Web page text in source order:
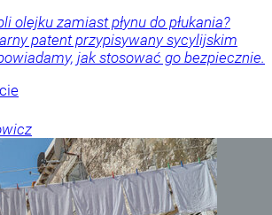
olejku zamiast płynu do płukania?
patent przypisywany sycylijskim
jak stosować go bezpiecznie.